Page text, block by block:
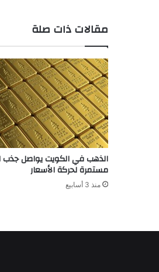
مقالات ذات صلة
الذهب في الكويت يواصل جذب
مستمرة لحركة الأسعار
منذ 3 أسابيع